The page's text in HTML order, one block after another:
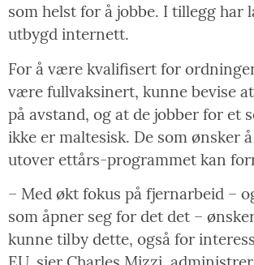
som helst for å jobbe. I tillegg har
utbygd internett.
For å være kvalifisert for
være fullvaksinert, kunne bevise
på avstand, og at de jobber for et
ikke er maltesisk. De som ønsker
utover ettårs-programmet kan
– Med økt fokus på fjernarbeid –
som åpner seg for det det –
kunne tilby dette, også for